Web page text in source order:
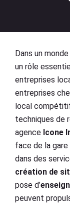
Dans un
un rôle
entreprises
entreprises
local
techniques de
agence Icone
face de la
dans des
création de
pose d’
peuvent